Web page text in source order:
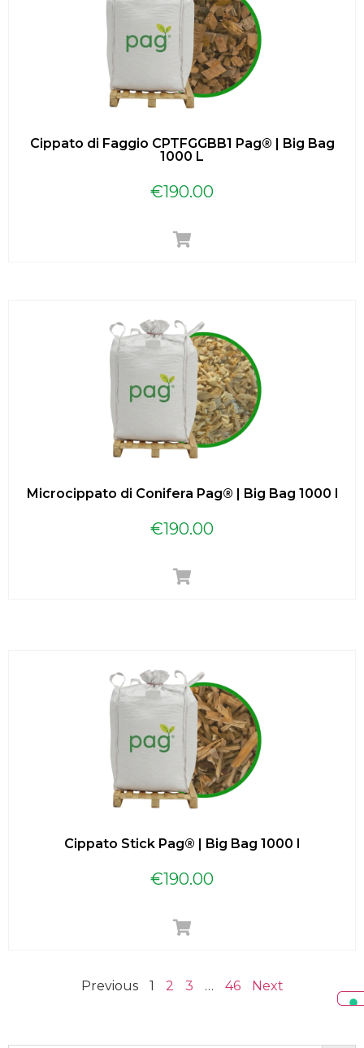
Cippato di Faggio CPTFGGBB1 Pag® | Big Bag
1000 L
€190.00
Microcippato di Conifera Pag® | Big Bag 1000 l
€190.00
Cippato Stick Pag® | Big Bag 1000 l
€190.00
Previous 1 2 3 … 46 Next